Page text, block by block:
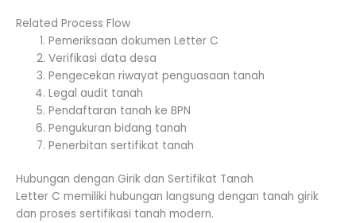
Related Process Flow
Pemeriksaan dokumen Letter C
Verifikasi data desa
Pengecekan riwayat penguasaan tanah
Legal audit tanah
Pendaftaran tanah ke BPN
Pengukuran bidang tanah
Penerbitan sertifikat tanah
Hubungan dengan Girik dan Sertifikat Tanah
Letter C memiliki hubungan langsung dengan tanah girik
dan proses sertifikasi tanah modern.